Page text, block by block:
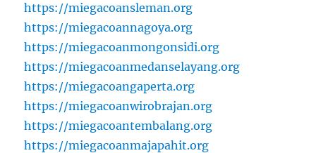
https://miegacoansleman.org
https://miegacoannagoya.org
https://miegacoanmongonsidi.org
https://miegacoanmedanselayang.org
https://miegacoangaperta.org
https://miegacoanwirobrajan.org
https://miegacoantembalang.org
https://miegacoanmajapahit.org